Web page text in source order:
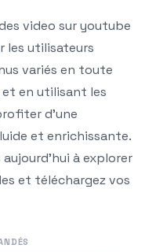
video sur youtube
les utilisateurs
variés en toute
en utilisant les
d’une
et enrichissante.
à explorer
et téléchargez vos